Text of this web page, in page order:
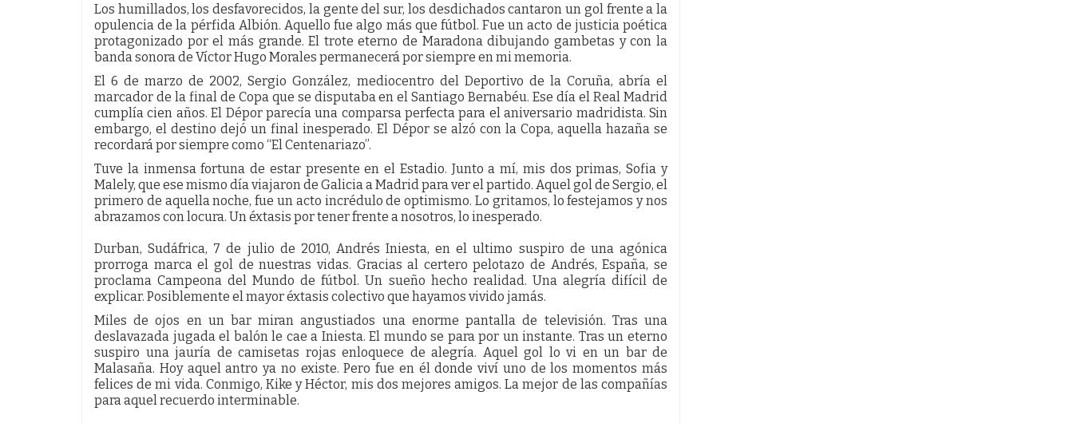
Los humillados, los desfavorecidos, la gente del sur, los desdichados cantaron un gol frente a la
opulencia de la pérfida Albión. Aquello fue algo más que fútbol. Fue un acto de justicia poética
protagonizado por el más grande. El trote eterno de Maradona dibujando gambetas y con la
banda sonora de Víctor Hugo Morales permanecerá por siempre en mi memoria.
El 6 de marzo de 2002, Sergio González, mediocentro del Deportivo de la Coruña, abría el
marcador de la final de Copa que se disputaba en el Santiago Bernabéu. Ese día el Real Madrid
cumplía cien años. El Dépor parecía una comparsa perfecta para el aniversario madridista. Sin
embargo, el destino dejó un final inesperado. El Dépor se alzó con la Copa, aquella hazaña se
recordará por siempre como “El Centenariazo”.
Tuve la inmensa fortuna de estar presente en el Estadio. Junto a mí, mis dos primas, Sofia y
Malely, que ese mismo día viajaron de Galicia a Madrid para ver el partido. Aquel gol de Sergio, el
primero de aquella noche, fue un acto incrédulo de optimismo. Lo gritamos, lo festejamos y nos
abrazamos con locura. Un éxtasis por tener frente a nosotros, lo inesperado.
Durban, Sudáfrica, 7 de julio de 2010, Andrés Iniesta, en el ultimo suspiro de una agónica
prorroga marca el gol de nuestras vidas. Gracias al certero pelotazo de Andrés, España, se
proclama Campeona del Mundo de fútbol. Un sueño hecho realidad. Una alegría difícil de
explicar. Posiblemente el mayor éxtasis colectivo que hayamos vivido jamás.
Miles de ojos en un bar miran angustiados una enorme pantalla de televisión. Tras una
deslavazada jugada el balón le cae a Iniesta. El mundo se para por un instante. Tras un eterno
suspiro una jauría de camisetas rojas enloquece de alegría. Aquel gol lo vi en un bar de
Malasaña. Hoy aquel antro ya no existe. Pero fue en él donde viví uno de los momentos más
felices de mi vida. Conmigo, Kike y Héctor, mis dos mejores amigos. La mejor de las compañías
para aquel recuerdo interminable.